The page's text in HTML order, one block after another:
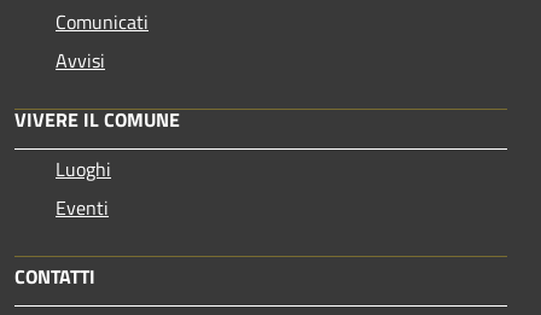
Comunicati
Avvisi
VIVERE IL COMUNE
Luoghi
Eventi
CONTATTI